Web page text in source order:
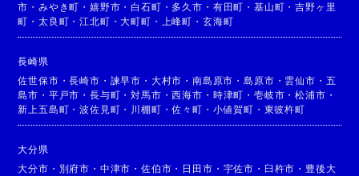
市 ・みやき町 ・嬉野市 ・ 白石町 ・ 多久市 ・ 有田町 ・ 基山町 ・吉野ヶ里
町 ・太良町 ・江北町 ・大町町 ・ 上峰町 ・ 玄海町
長崎県
佐世保市 ・長崎市 ・ 諫早市 ・ 大村市 ・南島原市 ・島原市 ・ 雲仙市 ・ 五
島市 ・ 平戸市 ・長与町 ・対馬市 ・西海市 ・ 時津町 ・ 壱岐市 ・松浦市 ・
新上五島町 ・波佐見町 ・ 川棚町 ・佐々町 ・ 小値賀町 ・ 東彼杵町
大分県
大分市 ・ 別府市 ・ 中津市 ・佐伯市 ・ 日田市 ・ 宇佐市 ・ 臼杵市 ・ 豊後大